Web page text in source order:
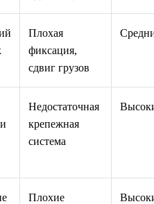
Плохая
фиксация,
сдвиг грузов
Недостаточная
крепежная
система
Плохие